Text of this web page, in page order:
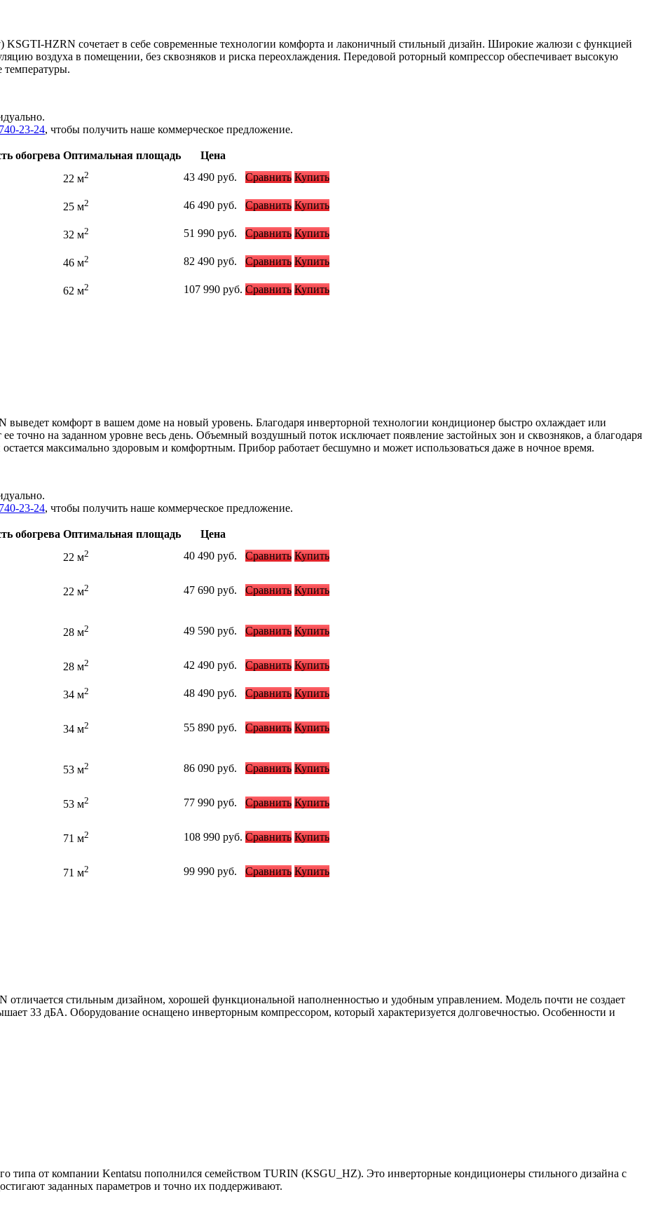
HZRN сочетает в себе современные технологии комфорта и лаконичный стильный дизайн. Широкие жалюзи с функцией
воздуха в помещении, без сквозняков и риска переохлаждения. Передовой роторный компрессор обеспечивает высокую
температуры.
23-24, чтобы получить наше коммерческое предложение.
обогрева Оптимальная площадь
Цена
22 м2 43 490 руб. Сравнить Купить
25 м2 46 490 руб. Сравнить Купить
32 м2 51 990 руб. Сравнить Купить
46 м2 82 490 руб. Сравнить Купить
62 м2 107 990 руб. Сравнить Купить
выведет комфорт в вашем доме на новый уровень. Благодаря инверторной технологии кондиционер быстро охлаждает или
точно на заданном уровне весь день. Объемный воздушный поток исключает появление застойных зон и сквозняков, а благодаря
максимально здоровым и комфортным. Прибор работает бесшумно и может использоваться даже в ночное время.
23-24, чтобы получить наше коммерческое предложение.
обогрева Оптимальная площадь
Цена
22 м2 40 490 руб. Сравнить Купить
22 м2 47 690 руб. Сравнить Купить
28 м2 49 590 руб. Сравнить Купить
28 м2 42 490 руб. Сравнить Купить
34 м2 48 490 руб. Сравнить Купить
34 м2 55 890 руб. Сравнить Купить
53 м2 86 090 руб. Сравнить Купить
53 м2 77 990 руб. Сравнить Купить
71 м2 108 990 руб. Сравнить Купить
71 м2 99 990 руб. Сравнить Купить
отличается стильным дизайном, хорошей функциональной наполненностью и удобным управлением. Модель почти не создает
33 дБА. Оборудование оснащено инверторным компрессором, который характеризуется долговечностью. Особенности и
типа от компании Kentatsu пополнился семейством TURIN (KSGU_HZ). Это инверторные кондиционеры стильного дизайна с
заданных параметров и точно их поддерживают.